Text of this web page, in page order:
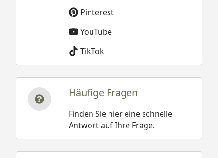
Pinterest
YouTube
TikTok
Häufige Fragen
Finden Sie hier eine schnelle
Antwort auf Ihre Frage.